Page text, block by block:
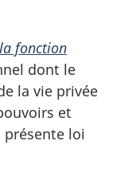
fonction
dont le
la vie privée
et
loi